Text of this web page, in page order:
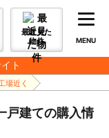
最近見た
物件
MENU
ト
場近く
戸建ての購入情